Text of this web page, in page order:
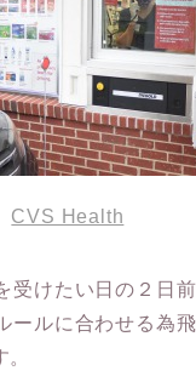
CVS Health
受けたい日の２日
ールに合わせる為